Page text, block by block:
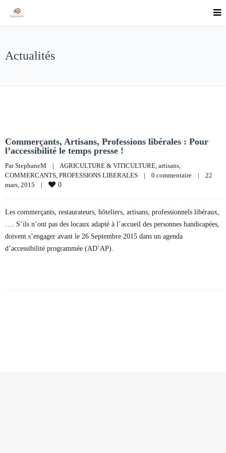
Actualités
Commerçants, Artisans, Professions libérales : Pour
l’accessibilité le temps presse !
Par StephaneM | AGRICULTURE & VITICULTURE, artisans
COMMERCANTS, PROFESSIONS LIBERALES | 0 commentaire |
22
mars, 2015 | 0
Les commerçants, restaurateurs, hôteliers, artisans, professionnels libéraux,
…. S’ils n’ont pas des locaux adapté à l’accueil des personnes handicapées,
doivent s’engager avant le 26 Septembre 2015 dans un agenda
d’accessibilité programmée (AD’AP).